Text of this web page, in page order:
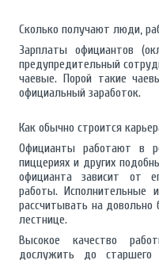
Сколько получают люди,
Зарплаты официантов
предупредительный
чаевые. Порой такие
официальный заработок.
Как обычно строится
Официанты работают в
пиццериях и других
официанта зависит от
работы. Исполнительные
рассчитывать на
лестнице.
Высокое качество
дослужить до старшего